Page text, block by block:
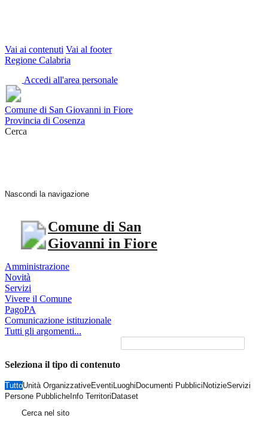
Vai ai contenuti Vai al footer
Regione Calabria
Accedi all'area personale
Comune di San Giovanni in Fiore
Provincia di Cosenza
Cerca
Nascondi la navigazione
Comune di San
Giovanni in Fiore
Amministrazione
Novità
Servizi
Vivere il Comune
PagoPA
Comunicazione istituzionale
Tutti gli argomenti...
Seleziona il tipo di contenuto
TuttoUnità OrganizzativeEventi Luoghi Documenti Pubblici NotizieServizi
Persone Pubbliche Info Territori Dataset
Cerca nel sito